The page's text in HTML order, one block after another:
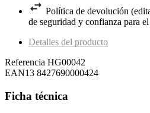
Política de devolución
de seguridad y confianza para
Detalles del producto
Referencia HG00042
EAN13 8427690000424
Ficha técnica